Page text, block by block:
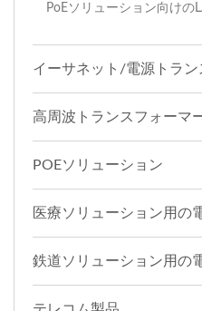
PoEソリューション向けの
イーサネット/電源トラン
高周波トランスフォーマ
POEソリューション
医療ソリューション用の
鉄道ソリューション用の